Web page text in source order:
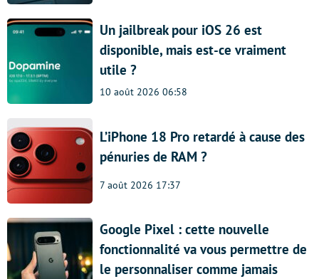
Un jailbreak pour iOS 26 est
disponible, mais est-ce vraiment
utile ?
10 août 2026 06:58
L’iPhone 18 Pro retardé à cause des
pénuries de RAM ?
7 août 2026 17:37
Google Pixel : cette nouvelle
fonctionnalité va vous permettre de
le personnaliser comme jamais